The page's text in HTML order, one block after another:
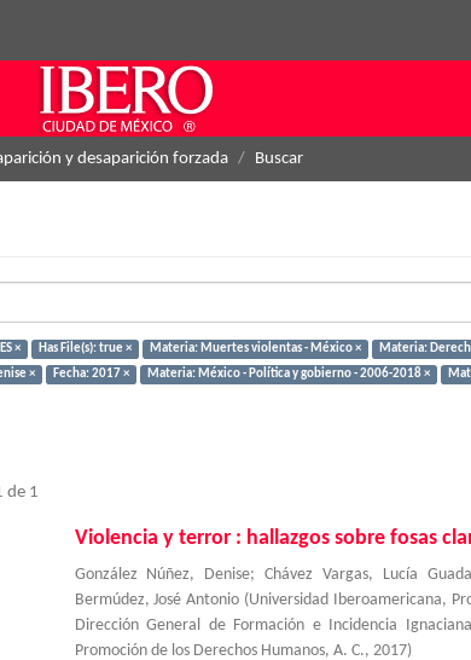
y desaparición forzada Buscar
× Has File(s): true × Materia: Muertes violentas - México ×
Materia:
×
Fecha: 2017 × Materia: México - Política y gobierno - 2006-2018 ×
de 1
Violencia y terror : hallazgos sobre fosas
González Núñez, Denise;Chávez Vargas, Lucía
Bermúdez, José Antonio (Universidad Iberoamericana,
Dirección General de Formación e Incidencia
Promoción de los Derechos Humanos, A. C., 2017)